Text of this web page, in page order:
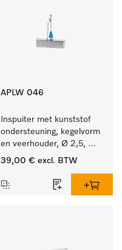
APLW 046
Inspuiter met kunststof
ondersteuning, kegelvorm
en veerhouder, Ø 2,5,
lengte 80 mm.
39,00 € excl. BTW